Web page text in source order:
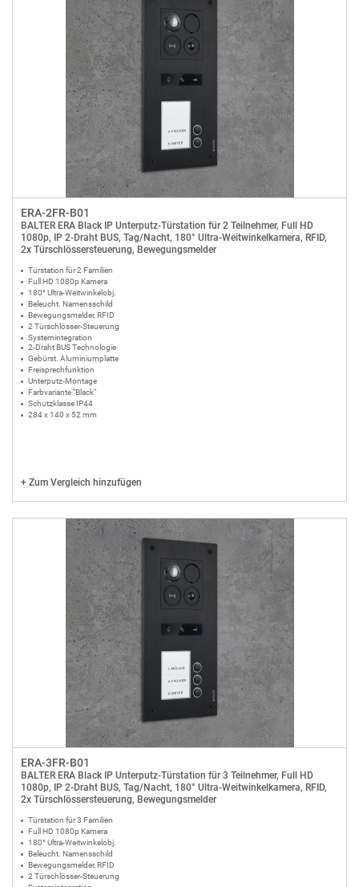
ERA-2FR-B01
BALTER ERA Black IP Unterputz-Türstation für 2 Teilnehmer, Full HD
1080p, IP 2-Draht BUS, Tag/Nacht, 180° Ultra-Weitwinkelkamera, RFID,
2x Türschlössersteuerung, Bewegungsmelder
Türstation für 2 Familien
Full HD 1080p Kamera
180° Ultra-Weitwinkelobj.
Beleucht. Namensschild
Bewegungsmelder, RFID
2 Türschlösser-Steuerung
Systemintegration
2-Draht BUS Technologie
Gebürst. Aluminiumplatte
Freisprechfunktion
Unterputz-Montage
Farbvariante "Black"
Schutzklasse IP44
284 x 140 x 52 mm
+ Zum Vergleich hinzufügen
ERA-3FR-B01
BALTER ERA Black IP Unterputz-Türstation für 3 Teilnehmer, Full HD
1080p, IP 2-Draht BUS, Tag/Nacht, 180° Ultra-Weitwinkelkamera, RFID,
2x Türschlössersteuerung, Bewegungsmelder
Türstation für 3 Familien
Full HD 1080p Kamera
180° Ultra-Weitwinkelobj.
Beleucht. Namensschild
Bewegungsmelder, RFID
2 Türschlösser-Steuerung